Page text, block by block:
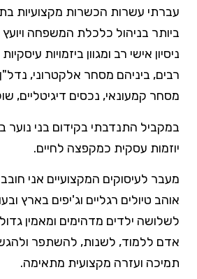
עברתי עשרות הכשרות מקצועיות
ביותר בניהול כלכלת המשפחה
ניסיון אישי רב ומגוון ביזמויות
רבים, ביניהם מסחר אלקטרוני,
מסחר קמעונאי, נכסים דיגיטליים,
במקביל התנדבתי בקידום בני נוער
יוזמות עסקית כמקפצה לחיים.
מעבר לעיסוקים המקצועיים אני חובב
אוהב טיולים רגליים וג'יפים בארץ
לשלושה ילדים מדהימים ומאמין
אדם ללמוד, לשנות, להשתפר
תמיכה ועזרה מקצועית מתאימה.